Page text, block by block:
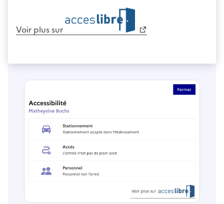
Voir plus sur